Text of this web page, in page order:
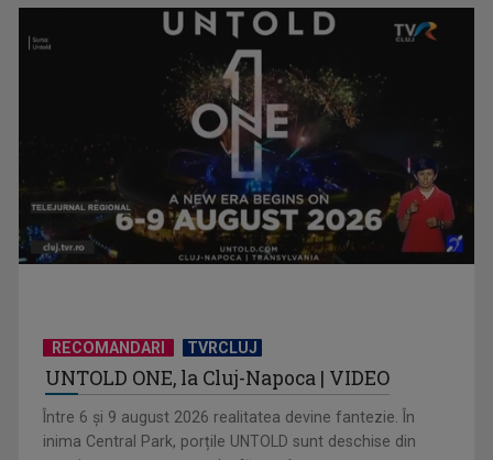
(P) Cum alegi cel mai eficient vehicul electric pentru drumuri
(P) Nouă eră a spațiilor exterioare: ce caută europenii când
RECOMANDARI TVRCLUJ
UNTOLD ONE, la Cluj-Napoca | VIDEO
Între 6 și 9 august 2026 realitatea devine fantezie. În
inima Central Park, porțile UNTOLD sunt deschise din